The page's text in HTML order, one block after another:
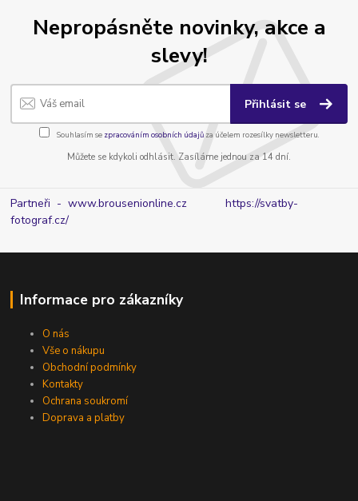
Nepropásněte novinky, akce a
slevy!
Přihlásit se
Souhlasím se zpracováním osobních údajůza účelem rozesílky newsletteru.
Můžete se kdykoli odhlásit. Zasíláme jednou za 14 dní.
Partneři - www.brousenionline.czhttps://svatby-
fotograf.cz/
Informace pro zákazníky
O nás
Vše o nákupu
Obchodní podmínky
Kontakty
Ochrana soukromí
Doprava a platby